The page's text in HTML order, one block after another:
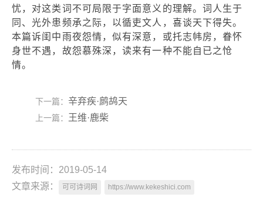
忧，对这类词不可局限于字面意义的理解。词人生于
同、光外患频承之际，以循吏文人，喜谈天下得失。
本篇诉闺中雨夜怨情，似有深意，或托志帏房，眷怀
身世不遇，故怨慕殊深，读来有一种不能自已之怆
情。
下一篇： 辛弃疾·鹧鸪天
上一篇： 王维·鹿柴
发布时间：2019-05-14
文章来源：
可可诗词网 https://www.kekeshici.com